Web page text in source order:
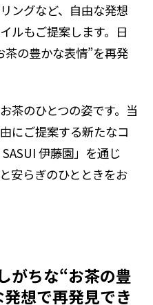
ングなど、自由な発想
ルもご提案します。日
の豊かな表情”を再発
茶のひとつの姿です。当
にご提案する新たなコ
伊藤園」を通じ
安らぎのひとときをお
がちな“お茶の豊
想で再発見でき